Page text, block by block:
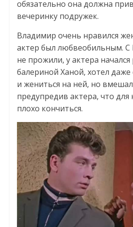
обязательно она должна
вечеринку подружек.
Владимир очень нравился
актер был любвеобильным.
не прожили, у актера
балериной Ханой, хотел
и жениться на ней, но
предупредив актера, что для
плохо кончиться.